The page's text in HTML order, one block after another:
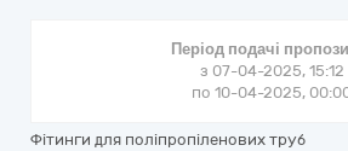
Період подачі
з 07-04-2025, 15:12
по 10-04-2025,
Фітинги для поліпропіленових труб